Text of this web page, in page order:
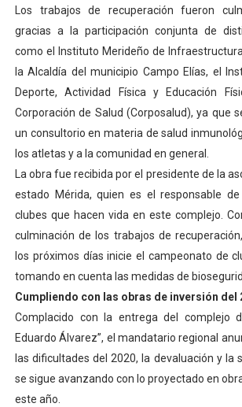
Gobernador Arnaldo Sánchez
Plan Quirúrgico Regional llega a
Los trabajos de recuperación fueron
gracias a la participación conjunta de
como el Instituto Merideño de
la Alcaldía del municipio Campo Elías, el
Deporte, Actividad Física y Educación
Corporación de Salud (Corposalud), ya que
un consultorio en materia de salud
los atletas y a la comunidad en general.
La obra fue recibida por el presidente de la
estado Mérida, quien es el responsable
clubes que hacen vida en este complejo.
culminación de los trabajos de
los próximos días inicie el campeonato de
tomando en cuenta las medidas de
Cumpliendo con las obras de inversión del
Complacido con la entrega del complejo
Eduardo Álvarez”, el mandatario regional
las dificultades del 2020, la devaluación y la
se sigue avanzando con lo proyectado en
este año.